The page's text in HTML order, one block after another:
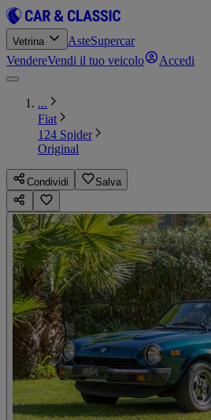
Vetrina AsteSupercar
VendereVendi il tuo veicolo Accedi
...
Fiat
124 Spider
Original
Condividi Salva